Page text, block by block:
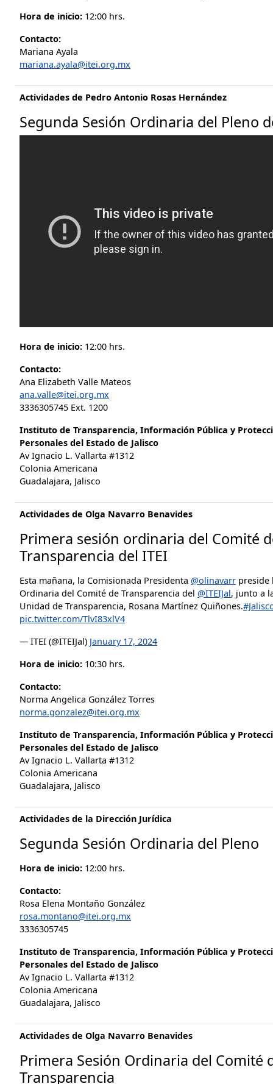
Hora de inicio: 12:00 hrs.
Contacto:
Mariana Ayala
mariana.ayala@itei.org.mx
Actividades de Pedro Antonio Rosas Hernández
Segunda Sesión Ordinaria del Pleno
Hora de inicio: 12:00 hrs.
Contacto:
Ana Elizabeth Valle Mateos
ana.valle@itei.org.mx
3336305745 Ext. 1200
Instituto de Transparencia, Información Pública y
Personales del Estado de Jalisco
Av Ignacio L. Vallarta #1312
Colonia Americana
Guadalajara, Jalisco
Actividades de Olga Navarro Benavides
Primera sesión ordinaria del Comité
Transparencia del ITEI
Esta mañana, la Comisionada Presidenta @olinavarr preside
Ordinaria del Comité de Transparencia del @ITEIJal, junto a
Unidad de Transparencia, Rosana Martínez Quiñones.
pic.twitter.com/TlvI83xlV4
— ITEI (@ITEIJal) January 17, 2024
Hora de inicio: 10:30 hrs.
Contacto:
Norma Angelica González Torres
norma.gonzalez@itei.org.mx
Instituto de Transparencia, Información Pública y
Personales del Estado de Jalisco
Av Ignacio L. Vallarta #1312
Colonia Americana
Guadalajara, Jalisco
Actividades de la Dirección Jurídica
Segunda Sesión Ordinaria del Pleno
Hora de inicio: 12:00 hrs.
Contacto:
Rosa Elena Montaño González
rosa.montano@itei.org.mx
3336305745
Instituto de Transparencia, Información Pública y
Personales del Estado de Jalisco
Av Ignacio L. Vallarta #1312
Colonia Americana
Guadalajara, Jalisco
Actividades de Olga Navarro Benavides
Primera Sesión Ordinaria del Comité
Transparencia